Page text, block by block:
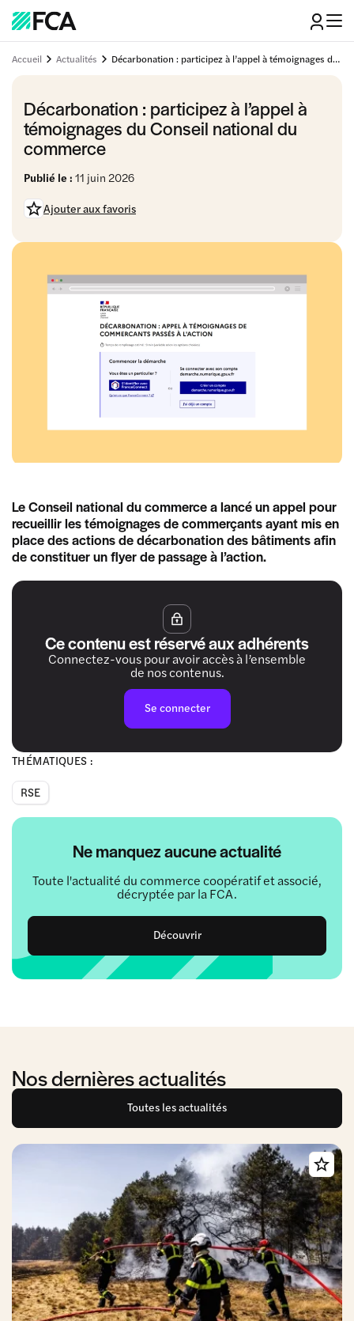
Accueil Actualités Décarbonation : participez à l’appel à témoignages du Conseil national du commerce
Décarbonation : participez à l’appel à
témoignages du Conseil national du
commerce
Publié le : 11 juin 2026
Ajouter aux favoris
THÉMATIQUES :
RSE
Ne manquez aucune actualité
Toute l'actualité du commerce coopératif et associé,
décryptée par la FCA.
Découvrir
Le Conseil national du commerce a lancé un appel pour
recueillir les témoignages de commerçants ayant mis en
place des actions de décarbonation des bâtiments afin
de constituer un flyer de passage à l’action.
Ce contenu est réservé aux adhérents
Connectez-vous pour avoir accès à l’ensemble
de nos contenus.
Se connecter
Nos dernières actualités
Toutes les actualités